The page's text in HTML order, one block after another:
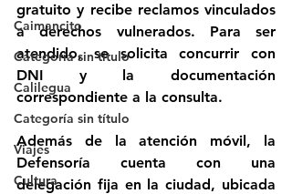
Caimancito
Categoría sin título
Calilegua
Categoría sin título
Viajes
Cultura
gratuito y recibe reclamos vinculados
a derechos vulnerados. Para ser
atendido, se solicita concurrir con
DNI y la documentación
correspondiente a la consulta.
Además de la atención móvil, la
Defensoría cuenta con una
delegación fija en la ciudad, ubicada